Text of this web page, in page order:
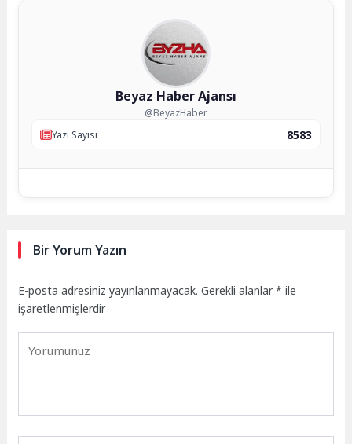
Beyaz Haber Ajansı
@BeyazHaber
Yazı Sayısı
8583
Bir Yorum Yazın
E-posta adresiniz yayınlanmayacak. Gerekli alanlar* ile
işaretlenmişlerdir